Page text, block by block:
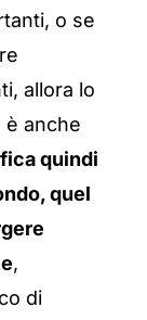
o se
allora lo
anche
quindi
quel
,
di